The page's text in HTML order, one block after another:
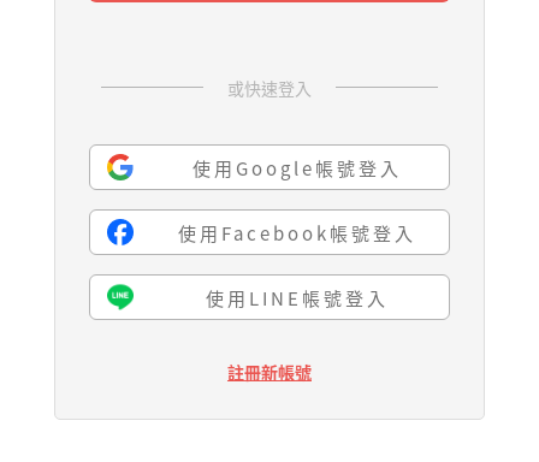
或快速登入
使用Google帳號登入
使用Facebook帳號登入
使用LINE帳號登入
註冊新帳號